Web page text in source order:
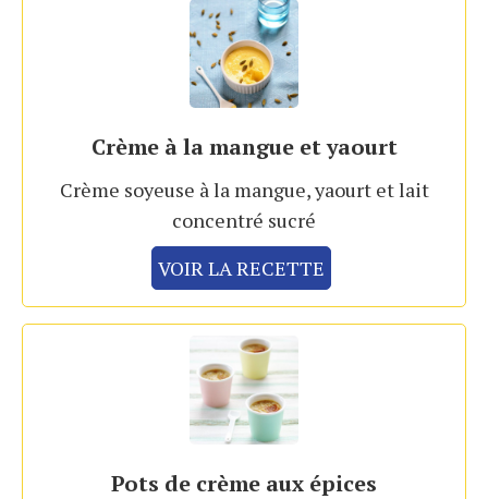
Crème à la mangue et yaourt
Crème soyeuse à la mangue, yaourt et lait
concentré sucré
VOIR LA RECETTE
Pots de crème aux épices